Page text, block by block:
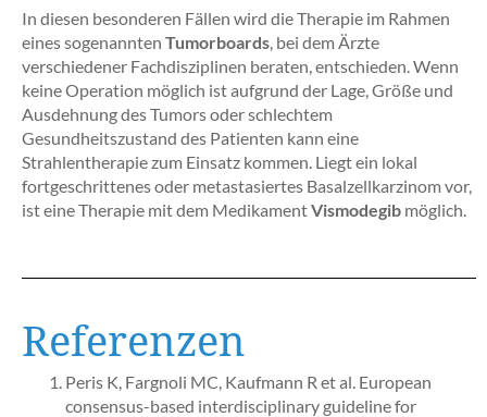
In diesen besonderen Fällen wird die Therapie im Rahmen
eines sogenannten Tumorboards, bei dem Ärzte
verschiedener Fachdisziplinen beraten, entschieden. Wenn
keine Operation möglich ist aufgrund der Lage, Größe und
Ausdehnung des Tumors oder schlechtem
Gesundheitszustand des Patienten kann eine
Strahlentherapie zum Einsatz kommen. Liegt ein lokal
fortgeschrittenes oder metastasiertes Basalzellkarzinom vor,
ist eine Therapie mit dem MedikamentVismodegib möglich.
Referenzen
Peris K, Fargnoli MC, Kaufmann R et al. European
consensus-based interdisciplinary guideline for